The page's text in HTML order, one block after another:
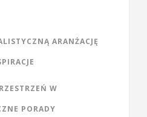
ARANŻACJĘ
W
PORADY